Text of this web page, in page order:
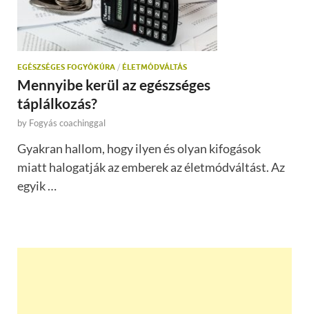
EGÉSZSÉGES FOGYÓKÚRA / ÉLETMÓDVÁLTÁS
Mennyibe kerül az egészséges
táplálkozás?
by Fogyás coachinggal
Gyakran hallom, hogy ilyen és olyan kifogások
miatt halogatják az emberek az életmódváltást. Az
egyik …